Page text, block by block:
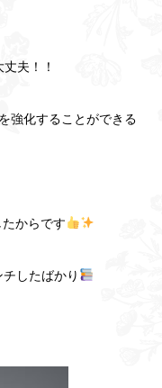
夫！！
強化することができる
からです
したばかり